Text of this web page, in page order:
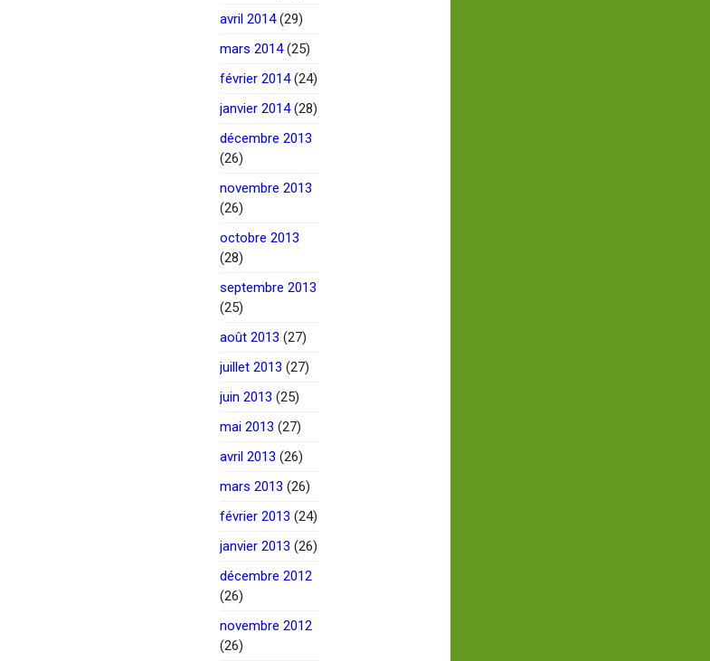
avril 2014(29)
mars 2014(25)
février 2014(24)
janvier 2014(28)
décembre 2013
(26)
novembre 2013
(26)
octobre 2013
(28)
septembre 2013
(25)
août 2013 (27)
juillet 2013 (27)
juin 2013 (25)
mai 2013 (27)
avril 2013 (26)
mars 2013 (26)
février 2013 (24)
janvier 2013 (26)
décembre 2012
(26)
novembre 2012
(26)